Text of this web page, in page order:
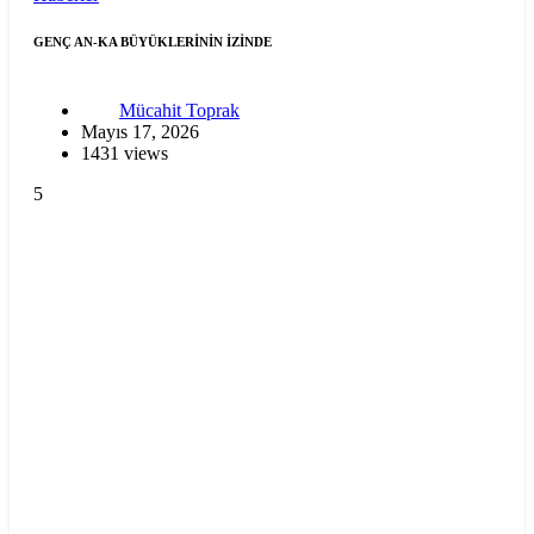
GENÇ AN-KA BÜYÜKLERİNİN İZİNDE
Mücahit Toprak
Mayıs 17, 2026
1431 views
5